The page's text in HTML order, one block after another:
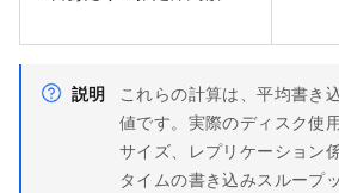
説明
これらの計算は、平均書き
値です。実際のディスク使
サイズ、レプリケーション
タイムの書き込みスループ